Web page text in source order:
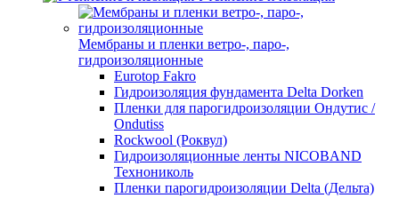
Мембраны и пленки ветро-, паро-,
гидроизоляционные
Eurotop Fakro
Гидроизоляция фундамента Delta Dorken
Пленки для парогидроизоляции Ондутис /
Ondutiss
Rockwool (Роквул)
Гидроизоляционные ленты NICOBAND
Технониколь
Пленки парогидроизоляции Delta (Дельта)